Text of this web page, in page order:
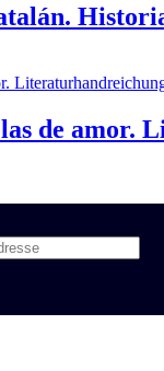
de amor.